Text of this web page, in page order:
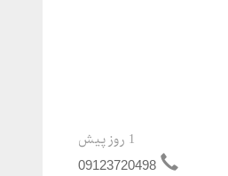
1 روز پیش
09123720498